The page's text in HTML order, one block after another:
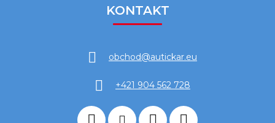
KONTAKT
obchod@autickar.eu
+421 904 562 728